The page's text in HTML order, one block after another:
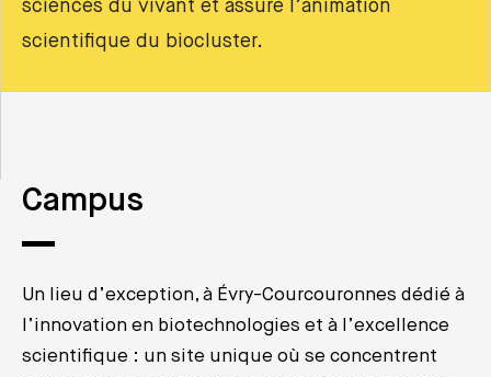
sciences du vivant et assure l’animation
scientifique du biocluster.
Campus
Un lieu d’exception, à Évry-Courcouronnes dédié à
l’innovation en biotechnologies et à l’excellence
scientifique : un site unique où se concentrent